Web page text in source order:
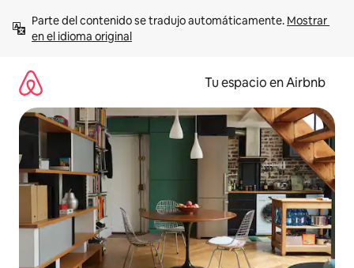
contenido
Parte del contenido se tradujo automáticamente. Mostrar
en el idioma original
Tu espacio en Airbnb